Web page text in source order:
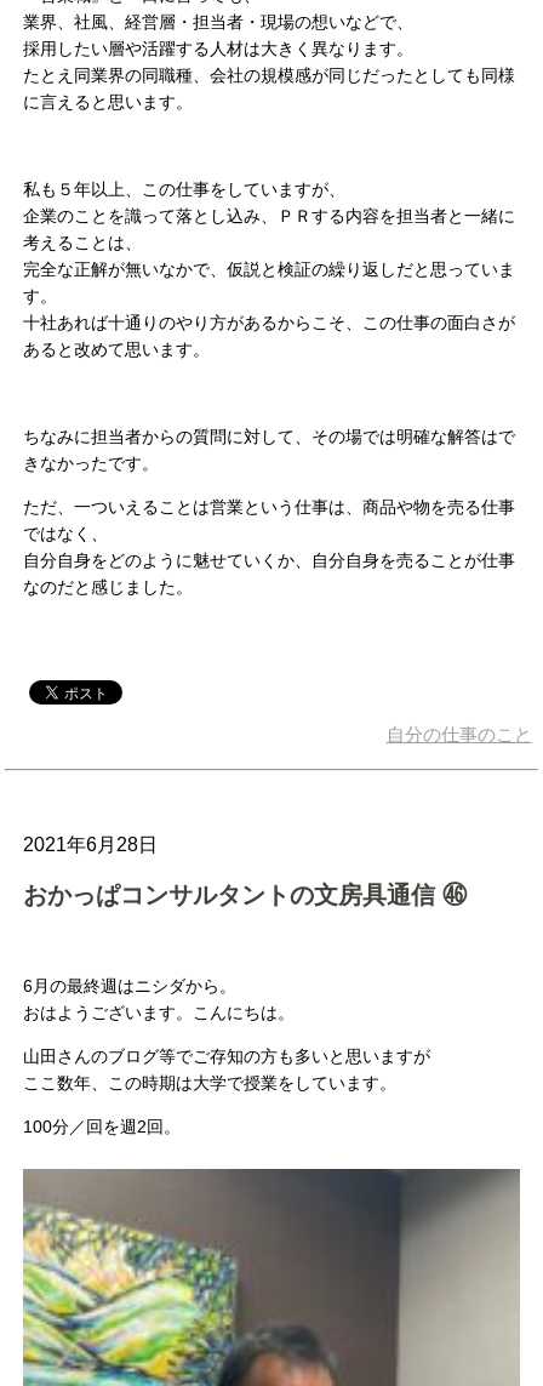
業界、社風、経営層・担当者・現場の想いなどで、
採用したい層や活躍する人材は大きく異なります。
たとえ同業界の同職種、会社の規模感が同じだったとしても同様
に言えると思います。
私も５年以上、この仕事をしていますが、
企業のことを識って落とし込み、ＰＲする内容を担当者と一緒に
考えることは、
完全な正解が無いなかで、仮説と検証の繰り返しだと思っていま
す。
十社あれば十通りのやり方があるからこそ、この仕事の面白さが
あると改めて思います。
ちなみに担当者からの質問に対して、その場では明確な解答はで
きなかったです。
ただ、一ついえることは営業という仕事は、商品や物を売る仕事
ではなく、
自分自身をどのように魅せていくか、自分自身を売ることが仕事
なのだと感じました。
自分の仕事のこと
2021年6月28日
おかっぱコンサルタントの文房具通信 ㊻
6月の最終週はニシダから。
おはようございます。こんにちは。
山田さんのブログ等でご存知の方も多いと思いますが
ここ数年、この時期は大学で授業をしています。
100分／回を週2回。